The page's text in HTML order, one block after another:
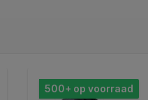
500+ op voorraad